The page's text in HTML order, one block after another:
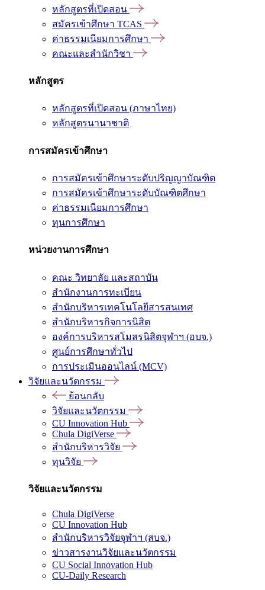
หลักสูตรที่เปิดสอน
สมัครเข้าศึกษา TCAS
ค่าธรรมเนียมการศึกษา
คณะและสำนักวิชา
หลักสูตร
หลักสูตรที่เปิดสอน (ภาษาไทย)
หลักสูตรนานาชาติ
การสมัครเข้าศึกษา
การสมัครเข้าศึกษาระดับปริญญาบัณฑิต
การสมัครเข้าศึกษาระดับบัณฑิตศึกษา
ค่าธรรมเนียมการศึกษา
ทุนการศึกษา
หน่วยงานการศึกษา
คณะ วิทยาลัย และสถาบัน
สำนักงานการทะเบียน
สำนักบริหารเทคโนโลยีสารสนเทศ
สำนักบริหารกิจการนิสิต
องค์การบริหารสโมสรนิสิตจุฬาฯ (อบจ.)
ศูนย์การศึกษาทั่วไป
การประเมินออนไลน์ (MCV)
วิจัยและนวัตกรรม
ย้อนกลับ
วิจัยและนวัตกรรม
CU Innovation Hub
Chula DigiVerse
สำนักบริหารวิจัย
ทุนวิจัย
วิจัยและนวัตกรรม
Chula DigiVerse
CU Innovation Hub
สำนักบริหารวิจัยจุฬาฯ (สบจ.)
ข่าวสารงานวิจัยและนวัตกรรม
CU Social Innovation Hub
CU-Daily Research